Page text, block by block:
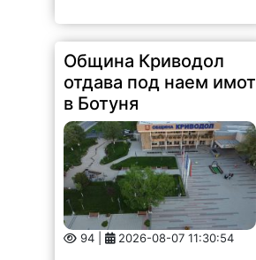
Община Криводол
отдава под наем имот
в Ботуня
94 | 2026-08-07 11:30:54